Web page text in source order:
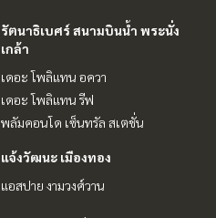
รัตนาธิเบศร์ สนามบินน้ำ พระนั่ง
เกล้า
เดอะ โพลิแทน อควา
เดอะ โพลิแทน รีฟ
พลัมคอนโด เซ็นทรัล สเตชั่น
แจ้งวัฒนะ เมืองทอง
แอสปาย งามวงศ์วาน